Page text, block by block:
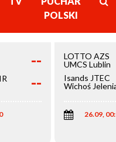
POLSKI
--
--
LOTTO AZS
UMCS Lublin
Isands JTEC
Wichoś
26.09,